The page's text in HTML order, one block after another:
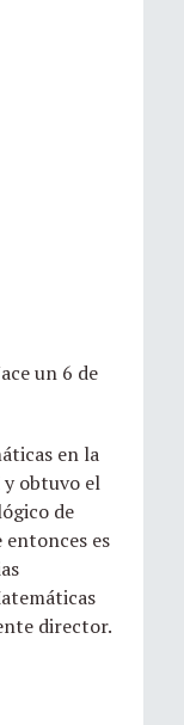
un 6 de
en la
y obtuvo el
de
es
director.